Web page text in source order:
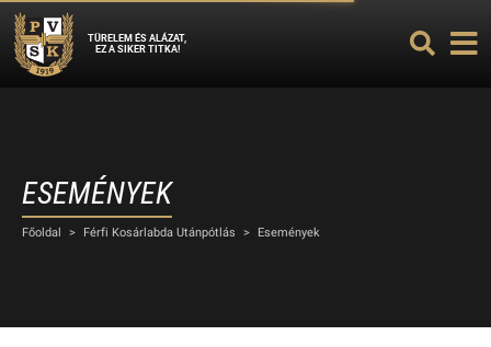
TÜRELEM ÉS ALÁZAT,
EZ A SIKER TITKA!
ESEMÉNYEK
Főoldal > Férfi Kosárlabda Utánpótlás > Események